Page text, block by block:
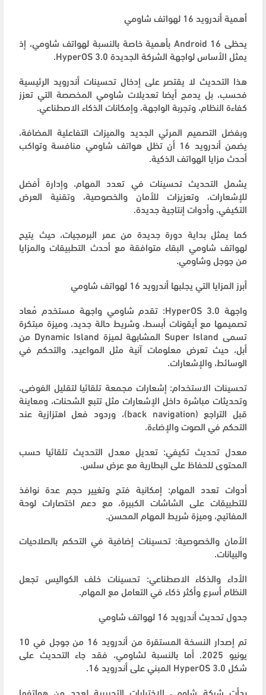
أهمية أندرويد 16 لهواتف شاومي
يحظى Android 16 بأهمية خاصة بالنسبة لهواتف شاومي، إذ
يمثل الأساس لواجهة الشركة الجديدة HyperOS 3.0.
هذا التحديث لا يقتصر على إدخال تحسينات أندرويد الرئيسية
فحسب، بل يدمج أيضا تعديلات شاومي المخصصة التي تعزز
كفاءة النظام، وتجربة الواجهة، وإمكانات الذكاء الاصطناعي.
وبفضل التصميم المرئي الجديد والميزات التفاعلية المضافة،
يضمن أندرويد 16 أن تظل هواتف شاومي منافسة وتواكب
أحدث مزايا الهواتف الذكية.
يشمل التحديث تحسينات في تعدد المهام، وإدارة أفضل
للإشعارات، وتعزيزات للأمان والخصوصية، وتقنية العرض
التكيفي، وأدوات إنتاجية جديدة.
كما يمثل بداية دورة جديدة من عمر البرمجيات، حيث يتيح
لهواتف شاومي البقاء متوافقة مع أحدث التطبيقات والمزايا
من جوجل وشاومي.
أبرز المزايا التي يجلبها أندرويد 16 لهواتف شاومي
واجهة HyperOS 3.0: تقدم شاومي واجهة مستخدم مُعاد
تصميمها مع أيقونات أبسط، وشريط حالة جديد، وميزة مبتكرة
تسمى Super Island المشابهة لميزة Dynamic Island من
أبل، حيث تعرض معلومات آنية مثل المواعيد، والتحكم في
الوسائط، والإشعارات.
تحسينات الاستخدام: إشعارات مجمعة تلقائيا لتقليل الفوضى،
وتحديثات مباشرة داخل الإشعارات مثل تتبع الشحنات، ومعاينة
قبل التراجع (back navigation)، وردود فعل اهتزازية عند
التحكم في الصوت والإضاءة.
معدل تحديث تكيفي: تعديل معدل التحديث تلقائيا حسب
المحتوى للحفاظ على البطارية مع عرض سلس.
أدوات تعدد المهام: إمكانية فتح وتغيير حجم عدة نوافذ
للتطبيقات على الشاشات الكبيرة، مع دعم اختصارات لوحة
المفاتيح، وميزة شريط المهام المحسن.
الأمان والخصوصية: تحسينات إضافية في التحكم بالصلاحيات
والبيانات.
الأداء والذكاء الاصطناعي: تحسينات خلف الكواليس تجعل
النظام أسرع وأكثر ذكاء في التعامل مع المهام.
جدول تحديث أندرويد 16 لهواتف شاومي
تم إصدار النسخة المستقرة من أندرويد 16 من جوجل في 10
يونيو 2025. أما بالنسبة لشاومي، فقد جاء التحديث على
شكل HyperOS 3.0 المبني على أندرويد 16.
بدأت شركة شاومي الاختبارات التجريبية لعدد من هواتفها